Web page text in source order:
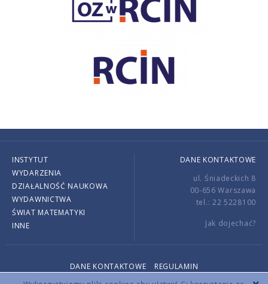
INSTYTUT
WYDARZENIA
DZIAŁALNOŚĆ NAUKOWA
WYDAWNICTWA
ŚWIAT MATEMATYKI
INNE
DANE KONTAKTOWE
ul. Śniadeckich 8
00-656 Warszawa
tel.: 22 5228100
Jak dojechać?
DANE KONTAKTOWE
REGULAMIN
Copyright © 2026 by IMPAN. All rights reserved.